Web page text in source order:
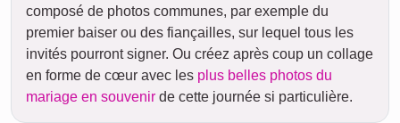
composé de photos communes, par exemple du
premier baiser ou des fiançailles, sur lequel tous les
invités pourront signer. Ou créez après coup un collage
en forme de cœur avec les plus belles photos du
mariage en souvenir de cette journée si particulière.